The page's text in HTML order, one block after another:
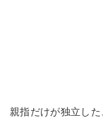
親指だけが独立し